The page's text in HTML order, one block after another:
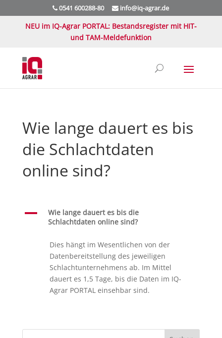
0541 600288-80 info@iq-agrar.de
NEU im IQ-Agrar PORTAL: Bestandsregister mit HIT-
und TAM-Meldefunktion
Wie lange dauert es bis
die Schlachtdaten
online sind?
A
Wie lange dauert es bis die
Schlachtdaten online sind?
Dies hängt im Wesentlichen von der
Datenbereitstellung des jeweiligen
Schlachtunternehmens ab. Im Mittel
dauert es 1,5 Tage, bis die Daten im IQ-
Agrar PORTAL einsehbar sind.